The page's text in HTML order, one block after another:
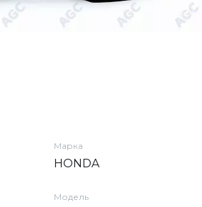
Марка
HONDA
Модель